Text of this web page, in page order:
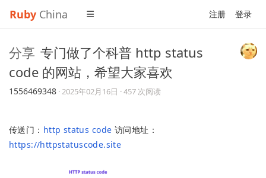
Ruby China 注册 登录
分享 专门做了个科普 http status
code 的网站，希望大家喜欢
1556469348 ·2025年02月16日 · 457 次阅读
传送门： http status code 访问地址：
https://httpstatuscode.site